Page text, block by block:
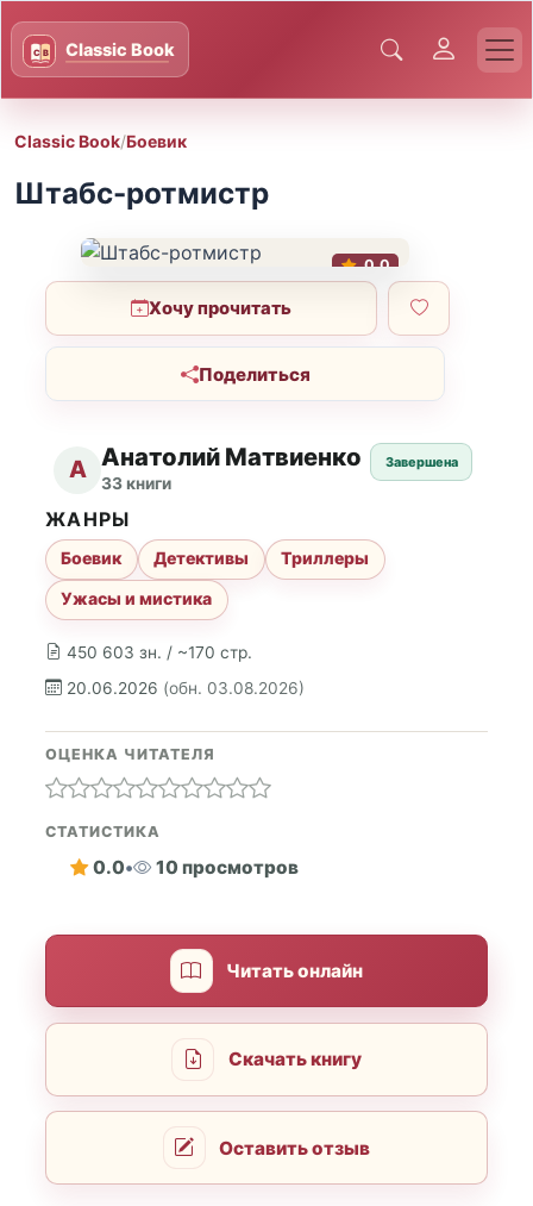
Classic Book/Боевик
Штабс-ротмистр
0.0
Хочу прочитать
Поделиться
А Анатолий Матвиенко
33 книги
Завершена
450 603 зн. / ~170 стр.
20.06.2026 (обн. 03.08.2026)
ЖАНРЫ
Боевик Детективы
Триллеры
Ужасы и мистика
ОЦЕНКА ЧИТАТЕЛЯ
СТАТИСТИКА
0.0• 10 просмотров
Читать онлайн
Скачать книгу
Оставить отзыв